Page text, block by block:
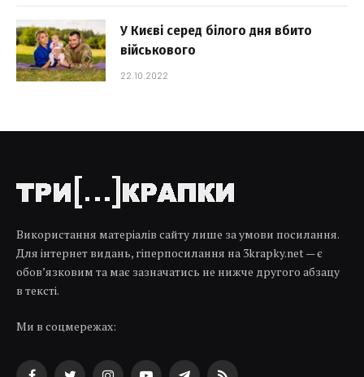
У Києві серед білого дня вбито
військового
22.10.2022
Використання матеріалів сайту лише за умови посилання.
Для інтернет видань, гіперпосилання на 3krapky.net — є
обов’язковим та має зазначатись не нижче другого абзацу
в тексті.
Ми в соцмережах: